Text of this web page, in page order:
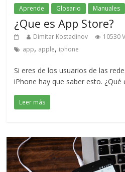
Aprende Glosario Manuales
¿Que es App Store?
Dimitar Kostadinov 10530
app, apple, iphone
Si eres de los usuarios de las
iPhone hay que saber esto. ¿Qué
Leer más